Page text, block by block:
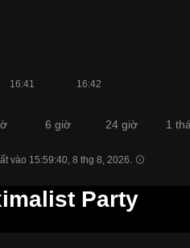
6 giờ 24 giờ 1
vào 15:59:40, 8 thg 8, 2026.
Party